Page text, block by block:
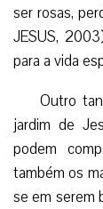
ser rosas,
JESUS,
para a vida
Outro
jardim de
podem
também os
se em serem